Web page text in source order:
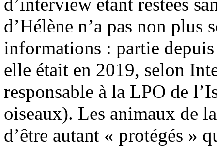
d’Hélène n’a pas non plus
informations : partie
elle était en 2019, selon
responsable à la LPO de
oiseaux). Les animaux de
d’être autant « protégés »